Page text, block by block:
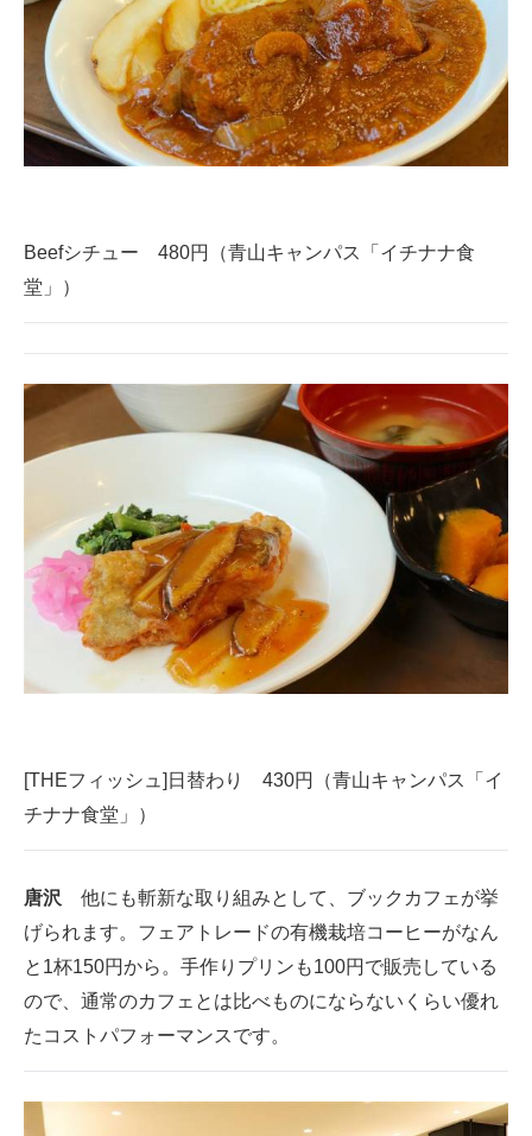
Beefシチュー 480円（青山キャンパス「イチナナ食
堂」）
[THEフィッシュ]日替わり 430円（青山キャンパス「イ
チナナ食堂」）
唐沢 他にも斬新な取り組みとして、ブックカフェが挙
げられます。フェアトレードの有機栽培コーヒーがなん
と1杯150円から。手作りプリンも100円で販売している
ので、通常のカフェとは比べものにならないくらい優れ
たコストパフォーマンスです。